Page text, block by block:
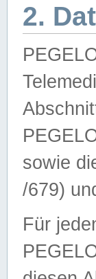
2.
sowie
/679)
Für